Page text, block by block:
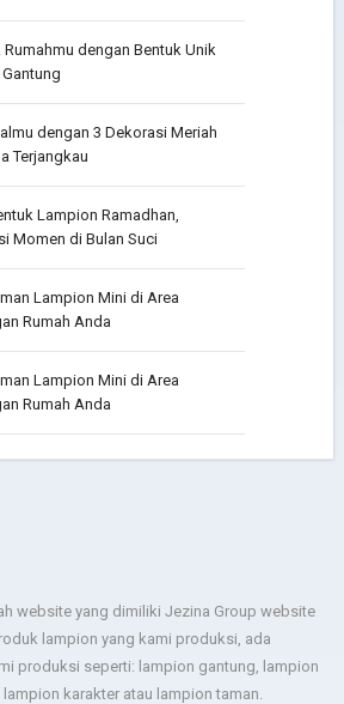
Rumahmu dengan Bentuk Unik
dengan 3 Dekorasi Meriah
Terjangkau
Lampion Ramadhan,
Momen di Bulan Suci
Lampion Mini di Area
Rumah Anda
Lampion Mini di Area
Rumah Anda
website yang dimiliki Jezina Group website
lampion yang kami produksi, ada
produksi seperti: lampion gantung, lampion
karakter atau lampion taman.